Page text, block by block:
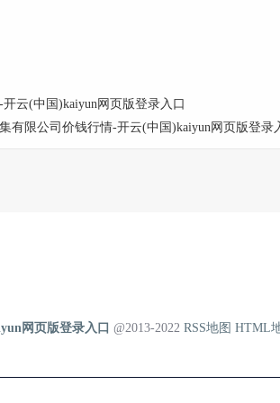
云(中国)kaiyun网页版登录入口
有限公司价钱行情-开云(中国)kaiyun网页版登录
网页版登录入口 @2013-2022 RSS地图 HTML